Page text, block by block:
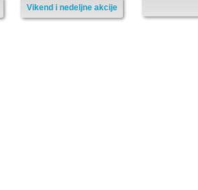
Vikend i nedeljne akcije